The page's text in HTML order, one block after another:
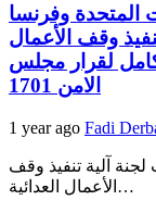
المتحدة وفرنسا
وقف الأعمال
لقرار مجلس
الامن 1701
1 year ago Fadi
لجنة آلية تنفيذ وقف
الأعمال العدائية…